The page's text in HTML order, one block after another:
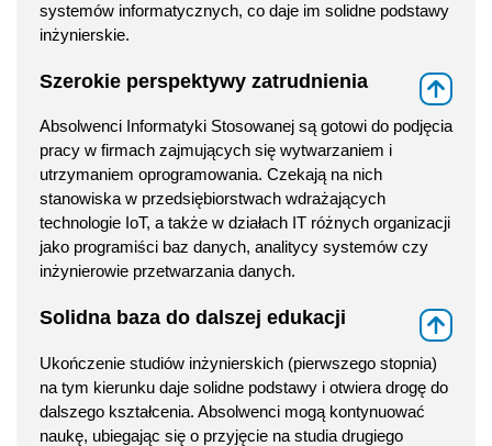
systemów informatycznych, co daje im solidne podstawy
inżynierskie.
Szerokie perspektywy zatrudnienia
Absolwenci Informatyki Stosowanej są gotowi do podjęcia
pracy w firmach zajmujących się wytwarzaniem i
utrzymaniem oprogramowania. Czekają na nich
stanowiska w przedsiębiorstwach wdrażających
technologie IoT, a także w działach IT różnych organizacji
jako programiści baz danych, analitycy systemów czy
inżynierowie przetwarzania danych.
Solidna baza do dalszej edukacji
Ukończenie studiów inżynierskich (pierwszego stopnia)
na tym kierunku daje solidne podstawy i otwiera drogę do
dalszego kształcenia. Absolwenci mogą kontynuować
naukę, ubiegając się o przyjęcie na studia drugiego